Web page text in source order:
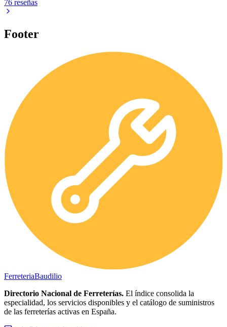
76 reseñas
Footer
FerreteriaBaudilio
Directorio Nacional de Ferreterías. El índice consolida la
especialidad, los servicios disponibles y el catálogo de suministros
de las ferreterías activas en España.